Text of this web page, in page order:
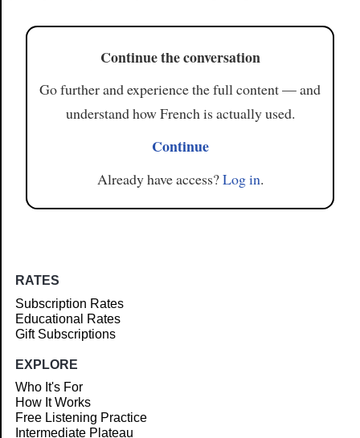
Continue the conversation
Go further and experience the full content — and
understand how French is actually used.
Continue
Already have access?Log in.
RATES
Subscription Rates
Educational Rates
Gift Subscriptions
EXPLORE
Who It's For
How It Works
Free Listening Practice
Intermediate Plateau